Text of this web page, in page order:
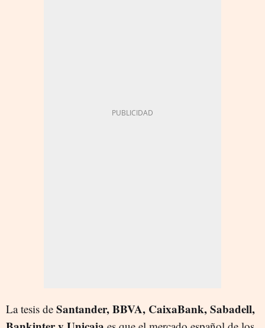
La tesis de Santander, BBVA, CaixaBank, Sabadell,